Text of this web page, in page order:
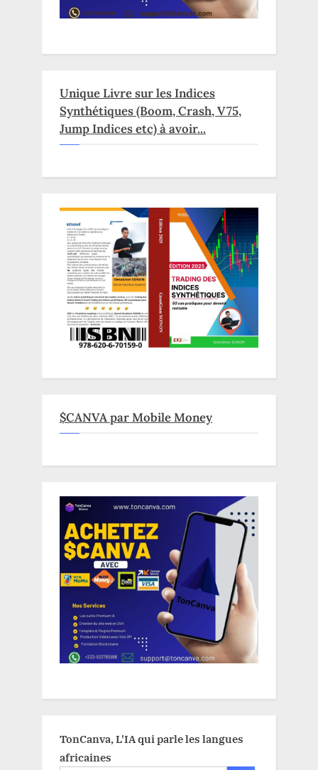
Unique Livre sur les Indices
Synthétiques (Boom, Crash, V75,
Jump Indices etc) à avoir...
$CANVA par Mobile Money
TonCanva, L'IA qui parle les langues
africaines